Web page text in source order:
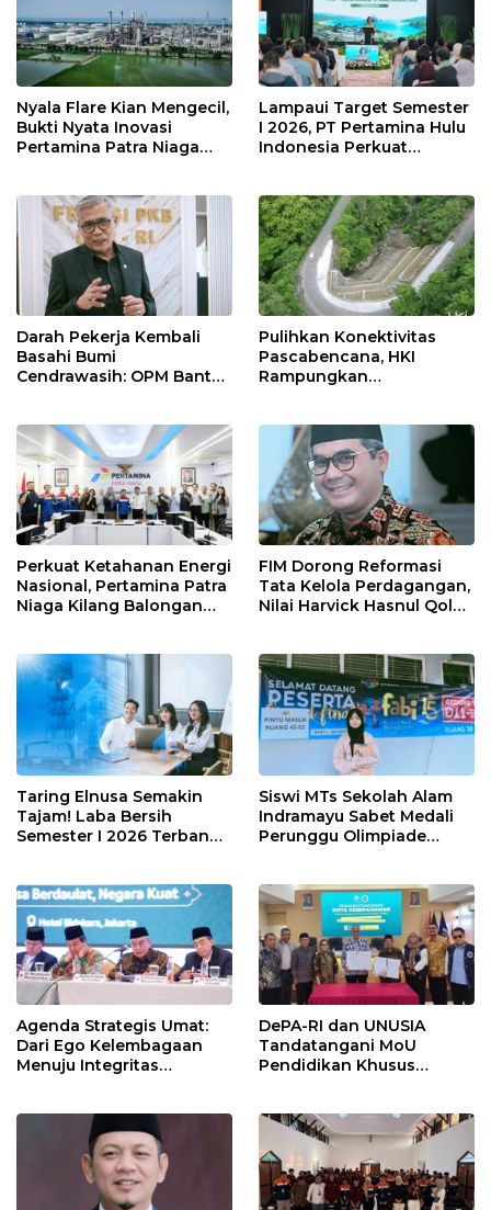
Nyala Flare Kian Mengecil,
Bukti Nyata Inovasi
Pertamina Patra Niaga
Lampaui Target Semester
I 2026, PT Pertamina Hulu
Indonesia Perkuat
Keselamatan Kerja
Darah Pekerja Kembali
Basahi Bumi
Cendrawasih: OPM Bantai
Pulihkan Konektivitas
Pascabencana, HKI
Rampungkan
Perkuat Ketahanan Energi
Nasional, Pertamina Patra
Niaga Kilang Balongan
FIM Dorong Reformasi
Tata Kelola Perdagangan,
Nilai Harvick Hasnul Qolbi
Taring Elnusa Semakin
Tajam! Laba Bersih
Semester I 2026 Terbang
Siswi MTs Sekolah Alam
Indramayu Sabet Medali
Perunggu Olimpiade
Agenda Strategis Umat:
Dari Ego Kelembagaan
Menuju Integritas
DePA-RI dan UNUSIA
Tandatangani MoU
Pendidikan Khusus